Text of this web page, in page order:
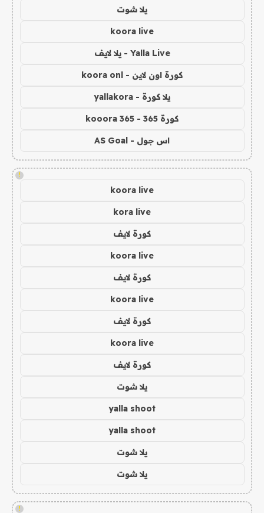
يلا شوت
koora live
Yalla Live - يلا لايف
كورة اون لاين - koora onl
يلا كورة - yallakora
كورة 365 - kooora 365
اس جول - AS Goal
!
koora live
kora live
كورة لايف
koora live
كورة لايف
koora live
كورة لايف
koora live
كورة لايف
يلا شوت
yalla shoot
yalla shoot
يلا شوت
يلا شوت
!